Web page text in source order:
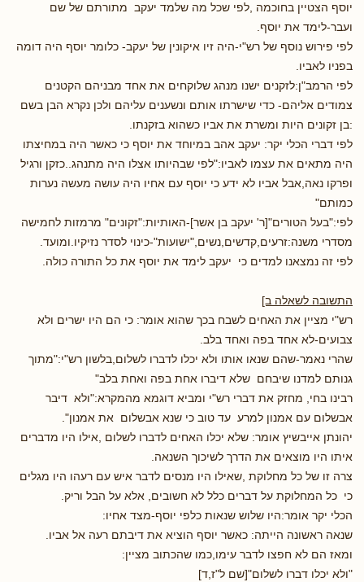
יוסף הצטיין בחוכמה ,לפי שכל מה שלמד יעקב מתורתם של שם
ועבר-לימד את יוסף.
לפי פירוש נוסף של רש"י-היה זיו איקונין של יעקב- כלומר יוסף היה דומה
בפניו לאביו.
לפי הרמב"ן:לזקנים ישנו מנהג שלוקחים את אחד מבניהם הקטנים
צמודים אליהם- כדי שישרתו אותם ונשענים עליהם ולכן נקרא הבן בשם
:בן זקונים היות ומשרת את אביו כשהוא בזקנתו.
לפי דברי הכלי יקר: יעקב אהב במיוחד את יוסף כי כאשר היה במחיצתו
היה מתאים את עצמו לאביו:"לפי שבהיותו אצלו היה מתנהג..כזקן ורגיל
ופרקו נאה,אבל אביו לא ידע כי יוסף עם אחיו היה עושה מעשה נערות
כמותם"
לפי:"בעל הטורים"[ר' יעקב בן אשר]-האותיות:"זקונים" מרמזות לחמישה
מסדרי משנה:זרעים,קדשים,נשים,"ישועות"-כינוי לסדר נזיקיו.ומועד.
לפי זה נמצאנו למדים כי יעקב לימד את יוסף את כל התורה כולה.
התשובה לשאלה ב]
רש"י מציין את האחים לשבח בכך שהוא אומר: כי הם היו ישרים ולא
צבועים-לא אחד בפה ואחד בלב.
שהרי נאמר-שהם שנאו אותו ולא יכלו לדברו לשלום,בלשון רש"י:"מתוך
גנותם למדנו שיבחם שלא דיברו אחת בפה ואחת בלב"
רבינו בחי, מחזק את דברי רש"י ומביא דוגמא מהמקרא:"ולא דיבר
אבשלום עם אמנון למרע עד טוב כי שנא אבשלום את אמנון".
יהונתן אייבשיץ אומר: שלא יכלו האחים לדברו לשלום ,אילו היו מדברים
איתו היו מוצאים את הדרך לשיכוך השנאה.
צרה זו של כל מחלוקת ,שאילו היו מנסים לדבר איש עם רעהו היו מגלים
כי כל המחלוקת על דברים כלל לא חשובים, אלא על הבל וריק.
הכלי יקר אומר:היו שלוש שנאות כלפי יוסף-מצד אחיו:
שנאה ראשונה הייתה: כאשר יוסף הוציא את דיבתם רעה אל אביו.
ומאז הם לא חפצו לדבר עימו,כמו שהכתוב מציין:
"ולא יכלו דברו לשלום"[שם ל"ז,ד]